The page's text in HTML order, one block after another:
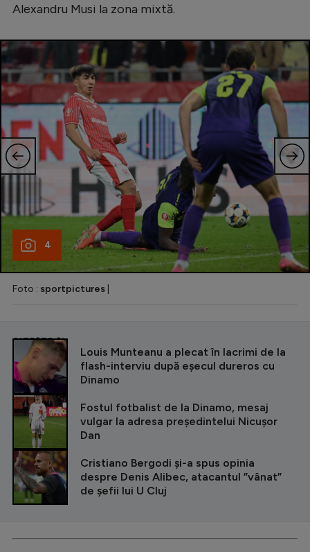
Alexandru Musi la zona mixtă.
4
Foto : sportpictures
CITEȘTE ȘI
Louis Munteanu a plecat în lacrimi de la
flash-interviu după eșecul dureros cu
Dinamo
Fostul fotbalist de la Dinamo, mesaj
vulgar la adresa președintelui Nicușor
Dan
Cristiano Bergodi și-a spus opinia
despre Denis Alibec, atacantul ”vânat”
de șefii lui U Cluj